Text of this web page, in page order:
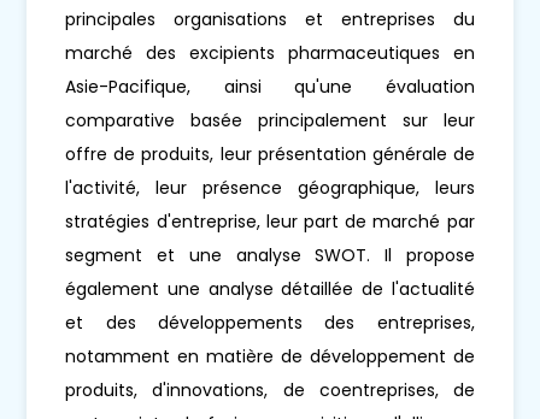
principales organisations et entreprises du
marché des excipients pharmaceutiques en
Asie-Pacifique, ainsi qu'une évaluation
comparative basée principalement sur leur
offre de produits, leur présentation générale de
l'activité, leur présence géographique, leurs
stratégies d'entreprise, leur part de marché par
segment et une analyse SWOT. Il propose
également une analyse détaillée de l'actualité
et des développements des entreprises,
notamment en matière de développement de
produits, d'innovations, de coentreprises, de